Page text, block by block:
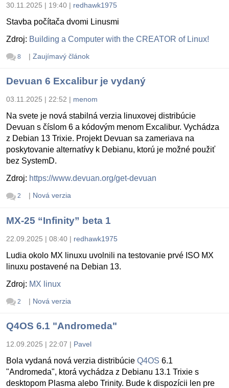
30.11.2025 | 19:40 | redhawk1975
Stavba počítača dvomi Linusmi
Zdroj: Building a Computer with the CREATOR of Linux!
8 | Zaujímavý článok
Devuan 6 Excalibur je vydaný
03.11.2025 | 22:52 | menom
Na svete je nová stabilná verzia linuxovej distribúcie
Devuan s číslom 6 a kódovým menom Excalibur. Vychádza
z Debian 13 Trixie. Projekt Devuan sa zameriava na
poskytovanie alternatívy k Debianu, ktorú je možné použiť
bez SystemD.
Zdroj: https://www.devuan.org/get-devuan
2 | Nová verzia
MX-25 “Infinity” beta 1
22.09.2025 | 08:40 | redhawk1975
Ludia okolo MX linuxu uvolnili na testovanie prvé ISO MX
linuxu postavené na Debian 13.
Zdroj: MX linux
2 | Nová verzia
Q4OS 6.1 "Andromeda"
12.09.2025 | 22:07 | Pavel
Bola vydaná nová verzia distribúcie Q4OS 6.1
"Andromeda", ktorá vychádza z Debianu 13.1 Trixie s
desktopom Plasma alebo Trinity. Bude k dispozícii len pre